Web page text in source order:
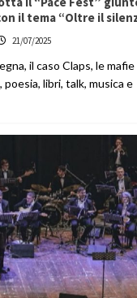
il tema “Oltre il
21/07/2025
il caso Claps, le
poesia, libri, talk, musica e